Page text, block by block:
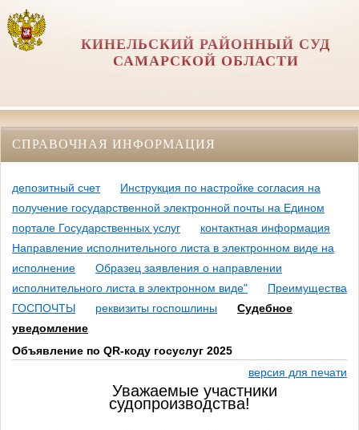
КИНЕЛЬСКИЙ РАЙОННЫЙ СУД
САМАРСКОЙ ОБЛАСТИ
СПРАВОЧНАЯ ИНФОРМАЦИЯ
депозитный счет
Инструкция по настройке согласия на
получение государственной электронной почты на Едином
портале Государственных услуг
контактная информация
Направление исполнительного листа в электронном виде на
исполнение
Образец заявления о направлении
исполнительного листа в электронном виде"
Преимущества
ГОСПОЧТЫ
реквизиты госпошлины
Судебное
уведомление
Объявление по QR-коду госуслуг 2025
версия для печати
Уважаемые участники
судопроизводства!